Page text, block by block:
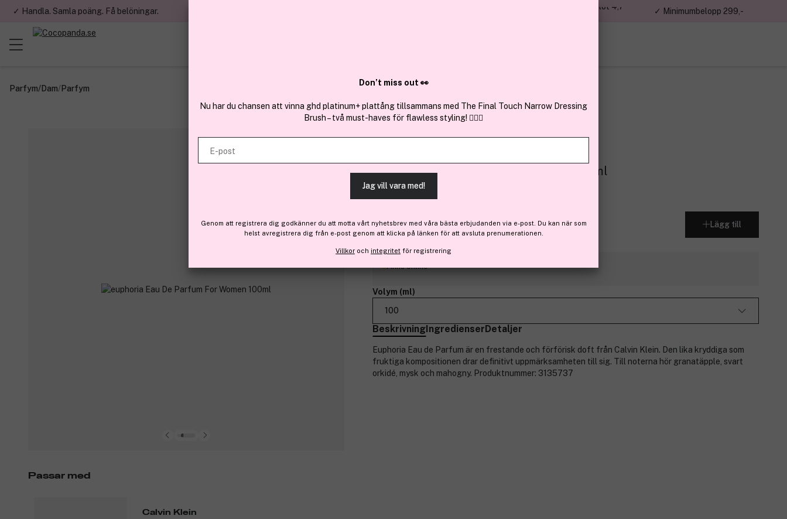
✓ Handla. Samla poäng. Få belöningar.
✓ Över 1,5 miljon kunder – Trustpilot 4,7
✓ Minimumbelopp 299,-
Parfym/Dam/Parfym
euphoria Eau De Parfum For Women 100ml
1 059 kr Lägg till
Finns online
Volym (ml)
100
BeskrivningIngredienserDetaljer
Euphoria Eau de Parfum är en frestande och förförisk doft från Calvin Klein. Den lika kryddiga som
fruktiga kompositionen drar definitivt uppmärksamheten till sig. Till noterna hör granatäpple, svart
orkidé, mysk och mahogny. Produktnummer: 3135737
Passar med
Calvin Klein
Don’t miss out 👀
Nu har du chansen att vinna ghd platinum+ plattång tillsammans med The Final Touch Narrow Dressing
Brush – två must-haves för flawless styling! 💇‍♀️✨
E-post
Jag vill vara med!
Genom att registrera dig godkänner du att motta vårt nyhetsbrev med våra bästa erbjudanden via e-post. Du kan när som
helst avregistrera dig från e-post genom att klicka på länken för att avsluta prenumerationen.
Villkor och integritet för registrering